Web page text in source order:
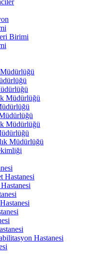
Birimi
Müdürlüğü
Müdürlüğü
Müdürlüğü
Hastanesi
Hastanesi